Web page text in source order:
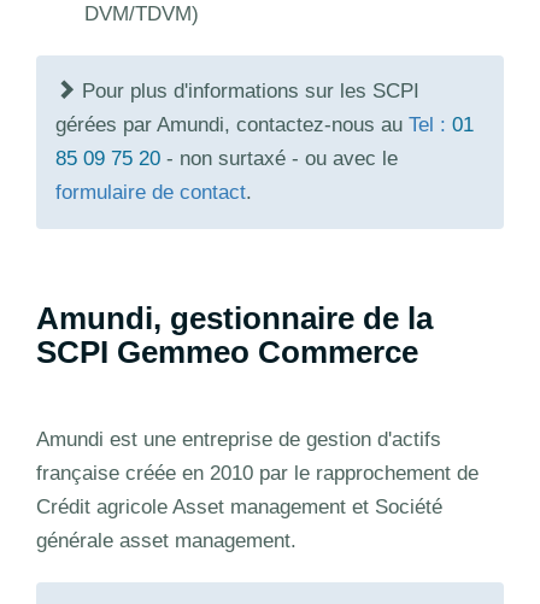
DVM/TDVM)
Pour plus d'informations sur les SCPI
gérées par Amundi, contactez-nous au Tel : 01
85 09 75 20 - non surtaxé - ou avec le
formulaire de contact.
Amundi, gestionnaire de la
SCPI Gemmeo Commerce
Amundi est une entreprise de gestion d'actifs
française créée en 2010 par le rapprochement de
Crédit agricole Asset management et Société
générale asset management.